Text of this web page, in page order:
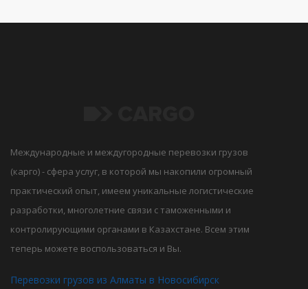
Международные и междугородные перевозки грузов
(карго) - сфера услуг, в которой мы накопили огромный
практический опыт, имеем уникальные логистические
разработки, многолетние связи с таможенными и
контролирующими органами в Казахстане. Всем этим
теперь можете воспользоваться и Вы.
Перевозки грузов из Алматы в Новосибирск